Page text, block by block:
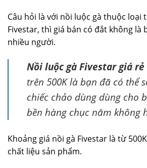
Câu hỏi là với nồi luộc gà thuộc loại
Fivestar, thì giá bán có đắt không là
nhiều người.
Nồi luộc gà Fivestar giá
trên 500K là bạn đã có thể
chiếc chảo dùng dùng cho
bền hàng chục năm không
Khoảng giá nồi gà Fivestar là từ
chất liệu sản phẩm.